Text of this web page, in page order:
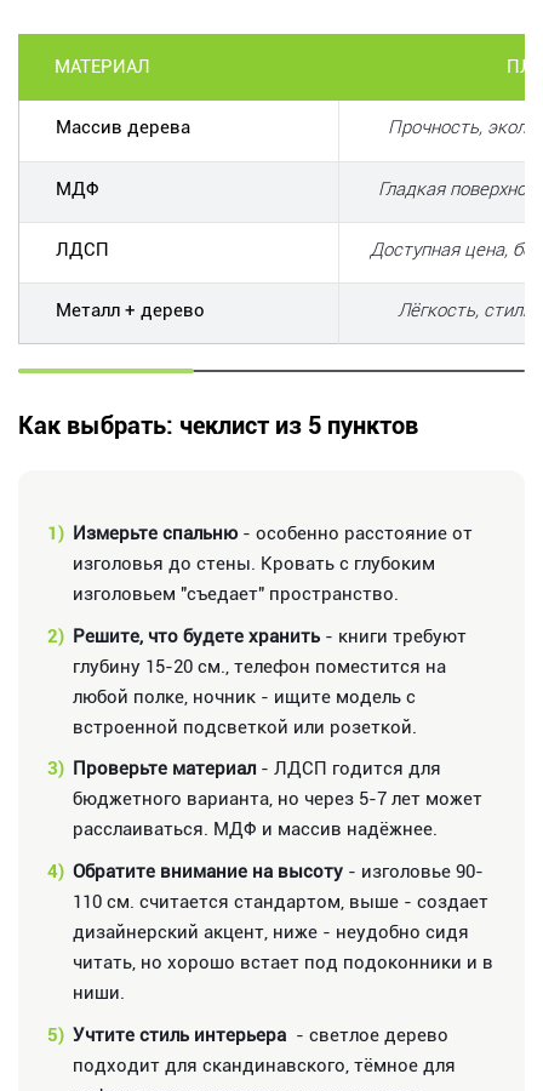
МАТЕРИАЛ
Массив дерева Прочность,
МДФ Гладкая
ЛДСП Доступная цена,
Металл + дерево Лёгкость,
Как выбрать: чеклист из 5 пунктов
1) Измерьте спальню- особенно расстояние от
изголовья до стены. Кровать с глубоким
изголовьем "съедает" пространство.
2) Решите, что будете хранить - книги требуют
глубину 15-20 см., телефон поместится на
любой полке, ночник - ищите модель с
встроенной подсветкой или розеткой.
3) Проверьте материал - ЛДСП годится для
бюджетного варианта, но через 5-7 лет может
расслаиваться. МДФ и массив надёжнее.
4) Обратите внимание на высоту - изголовье 90-
110 см. считается стандартом, выше - создает
дизайнерский акцент, ниже - неудобно сидя
читать, но хорошо встает под подоконники и в
ниши.
5) Учтите стиль интерьера - светлое дерево
подходит для скандинавского, тёмное для